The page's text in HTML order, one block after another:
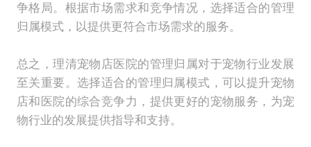
争格局。根据市场需求和竞争情况，选择适合的管理
归属模式，以提供更符合市场需求的服务。
总之，理清宠物店医院的管理归属对于宠物行业发展
至关重要。选择适合的管理归属模式，可以提升宠物
店和医院的综合竞争力，提供更好的宠物服务，为宠
物行业的发展提供指导和支持。